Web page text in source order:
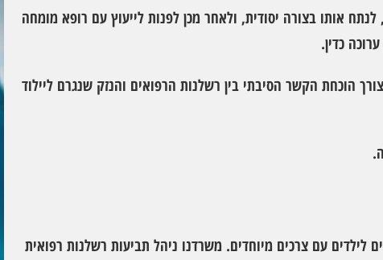
אותו בצורה יסודית, ולאחר מכן לפנות לייעוץ עם רופא מומחה
כדין.
הוכחת הקשר הסיבתי בין רשלנות הרפואים והנזק שנגרם ליילוד
לילדים עם צרכים מיוחדים. משרדנו ניהל תביעות רשלנות רפואית